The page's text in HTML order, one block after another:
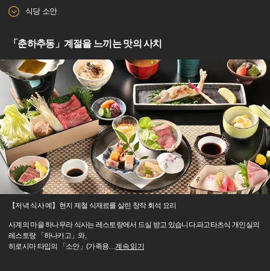
식당 소안
「춘하추동」계절을 느끼는 맛의 사치
【저녁 식사 예】현지 제철 식재료를 살린 창작 회석 요리
사계의 마을 하나무라 식사는 레스토랑에서 드실 받고 있습니다.파고타츠식 개인실의
레스토랑 「하나카고」와,
히로시마 타입의 「소안」(가족용…계속 읽기